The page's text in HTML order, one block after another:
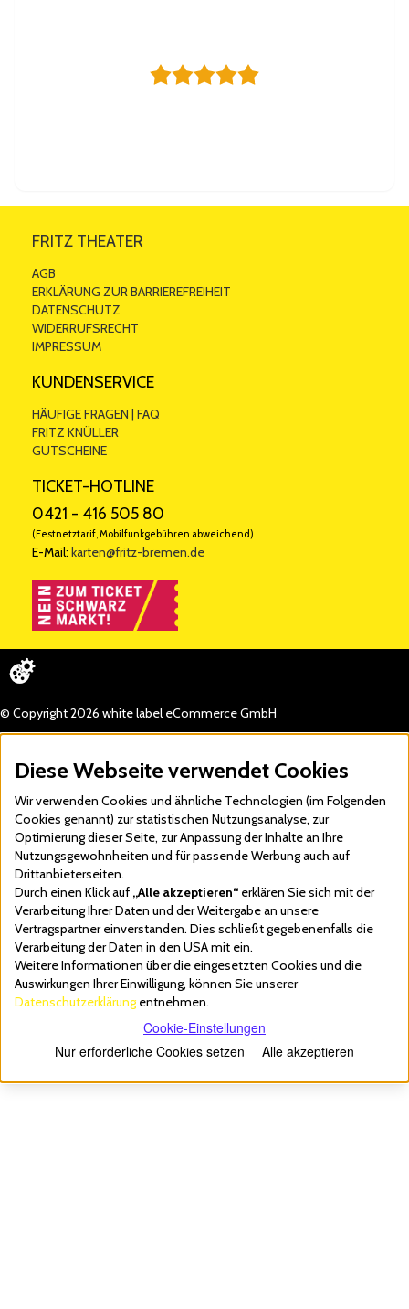
FRITZ THEATER
AGB
ERKLÄRUNG ZUR BARRIEREFREIHEIT
DATENSCHUTZ
WIDERRUFSRECHT
IMPRESSUM
KUNDENSERVICE
HÄUFIGE FRAGEN | FAQ
FRITZ KNÜLLER
GUTSCHEINE
TICKET-HOTLINE
0421 - 416 505 80
(Festnetztarif, Mobilfunkgebühren abweichend).
E-Mail: karten@fritz-bremen.de
© Copyright 2026 white label eCommerce GmbH
Diese Webseite verwendet Cookies
Wir verwenden Cookies und ähnliche Technologien (im Folgenden
Cookies genannt) zur statistischen Nutzungsanalyse, zur
Optimierung dieser Seite, zur Anpassung der Inhalte an Ihre
Nutzungsgewohnheiten und für passende Werbung auch auf
Drittanbieterseiten.
Durch einen Klick auf „Alle akzeptieren“ erklären Sie sich mit der
Verarbeitung Ihrer Daten und der Weitergabe an unsere
Vertragspartner einverstanden. Dies schließt gegebenenfalls die
Verarbeitung der Daten in den USA mit ein.
Weitere Informationen über die eingesetzten Cookies und die
Auswirkungen Ihrer Einwilligung, können Sie unserer
Datenschutzerklärungentnehmen.
Cookie-Einstellungen
Nur erforderliche Cookies setzen
Alle akzeptieren